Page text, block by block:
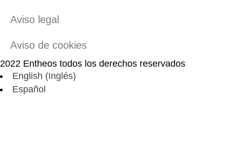
Aviso legal
Aviso de cookies
2022 Entheos todos los derechos reservados
English (Inglés)
Español